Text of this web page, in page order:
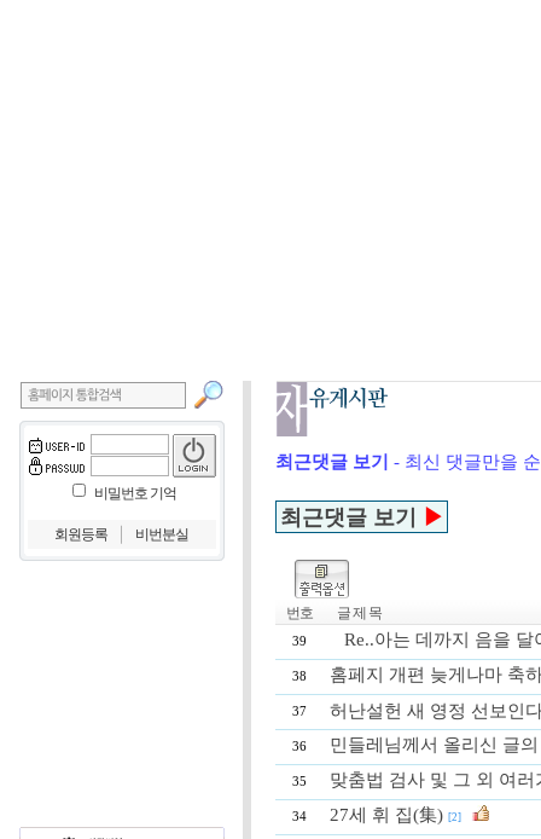
비밀번호 기억
회원등록 비번분실
최근댓글 보기 - 최신 댓글만을
최근댓글 보기 ▶
번호 글 제 목
39 Re..아는 데까지 음을 달
38 홈페지 개편 늦게나마 축
37 허난설헌 새 영정 선보인
36 민들레님께서 올리신 글
35 맞춤법 검사 및 그 외 여러
34 27세 휘 집(集) [2]